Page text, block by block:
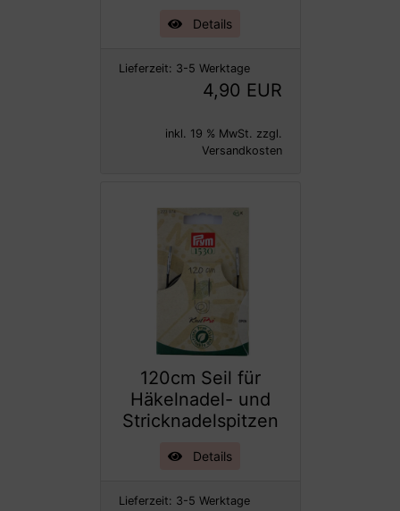
Details
Lieferzeit: 3-5 Werktage
4,90 EUR
inkl. 19 % MwSt. zzgl.
Versandkosten
120cm Seil für
Häkelnadel- und
Stricknadelspitzen
Details
Lieferzeit: 3-5 Werktage